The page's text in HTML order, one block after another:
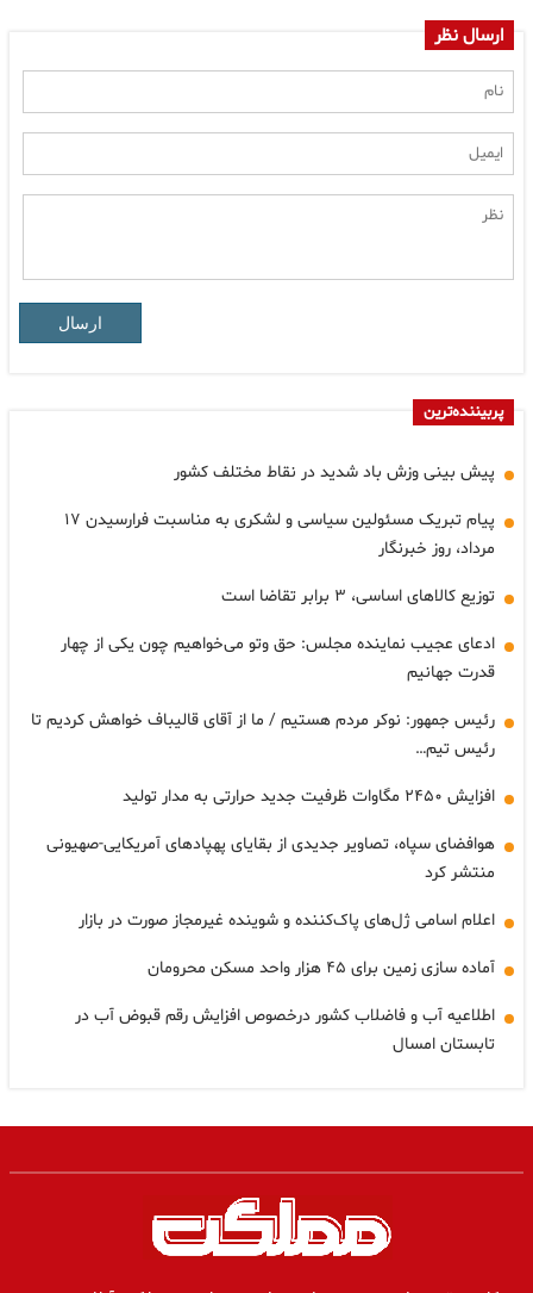
ارسال نظر
ارسال
پربیننده‌ترین
پیش بینی وزش باد شدید در نقاط مختلف کشور
پیام تبریک مسئولین سیاسی و لشکری به مناسبت فرارسیدن ۱۷
مرداد، روز خبرنگار
توزیع کالاهای اساسی، ۳ برابر تقاضا است
ادعای عجیب نماینده مجلس: حق وتو می‌خواهیم چون یکی از چهار
قدرت جهانیم
رئیس جمهور: نوکر مردم هستیم / ما از آقای قالیباف خواهش کردیم تا
رئیس تیم…
افزایش ۲۴۵۰ مگاوات ظرفیت جدید حرارتی به مدار تولید
هوافضای سپاه، تصاویر جدیدی از بقایای پهپادهای آمریکایی-صهیونی
منتشر کرد
اعلام اسامی ژل‌های پاک‌کننده و شوینده غیرمجاز صورت در بازار
آماده سازی زمین برای ۴۵ هزار واحد مسکن محرومان
اطلاعیه آب و فاضلاب کشور درخصوص افزایش رقم قبوض آب در
تابستان امسال